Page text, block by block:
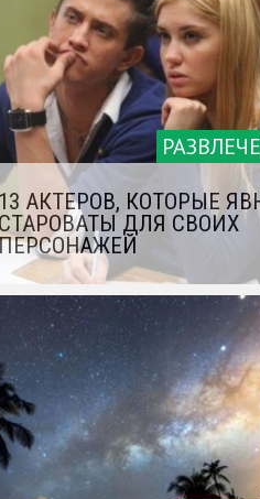
13 АКТЕРОВ, КОТОРЫЕ
СТАРОВАТЫ ДЛЯ СВОИХ